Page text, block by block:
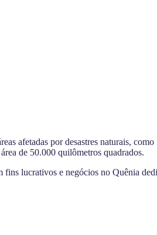
afetadas por desastres naturais, como
de 50.000 quilômetros quadrados.
lucrativos e negócios no Quênia